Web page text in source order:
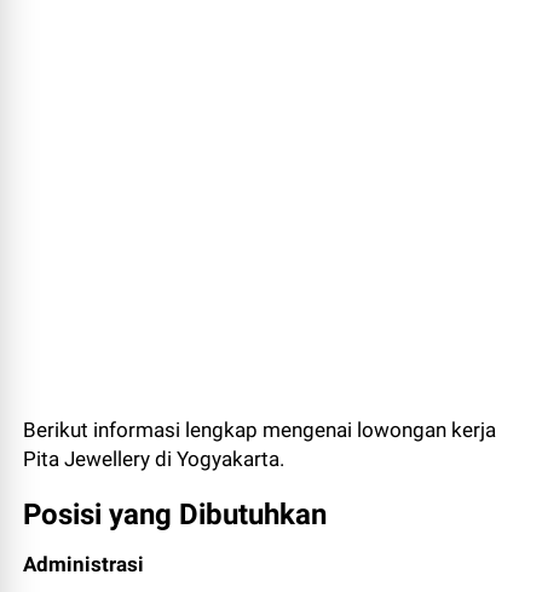
Berikut informasi lengkap mengenai lowongan kerja
Pita Jewellery di Yogyakarta.
Posisi yang Dibutuhkan
Administrasi